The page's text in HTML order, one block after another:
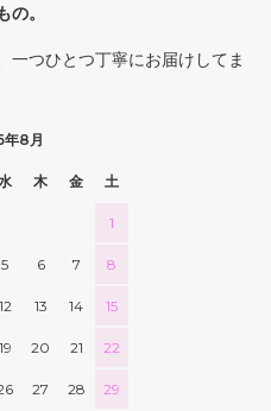
。
一つひとつ丁寧にお届けしてま
8月
木 金 土
1
5 6 7 8
12 13 14 15
19 20 21 22
27 28 29